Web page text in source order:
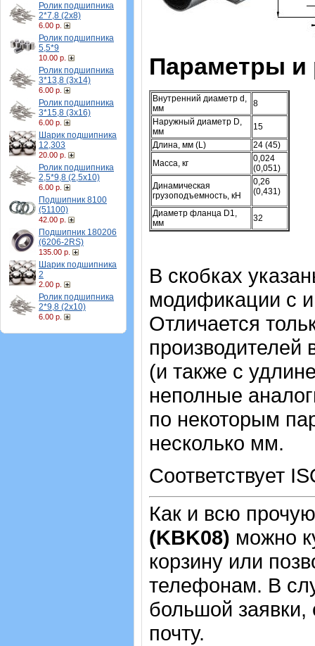
Ролик подшипника
2*7,8 (2х8)
6.00 р.
Ролик подшипника
5,5*9
10.00 р.
Ролик подшипника
3*13,8 (3х14)
6.00 р.
Ролик подшипника
3*15,8 (3х16)
6.00 р.
Шарик подшипника
12,303
20.00 р.
Ролик подшипника
2,5*9,8 (2,5х10)
6.00 р.
Подшипник 8100
(51100)
42.00 р.
Подшипник 180206
(6206-2RS)
135.00 р.
Шарик подшипника
2
2.00 р.
Ролик подшипника
2*9,8 (2х10)
6.00 р.
Параметры и
Внутренний диаметр d,
мм
8
Наружный диаметр D,
мм
15
Длина, мм (L)
24 (45)
Масса, кг
0,024
(0,051)
Динамическая
грузоподъемность, кН
0,26
(0,431)
Диаметр фланца D1,
мм
32
В скобках
модификации с
Отличается
производителей
(и также с
неполные
по некоторым
несколько мм.
Соответствует
Как и всю
(KBK08) можно
корзину или
телефонам. В
большой заявки,
почту.